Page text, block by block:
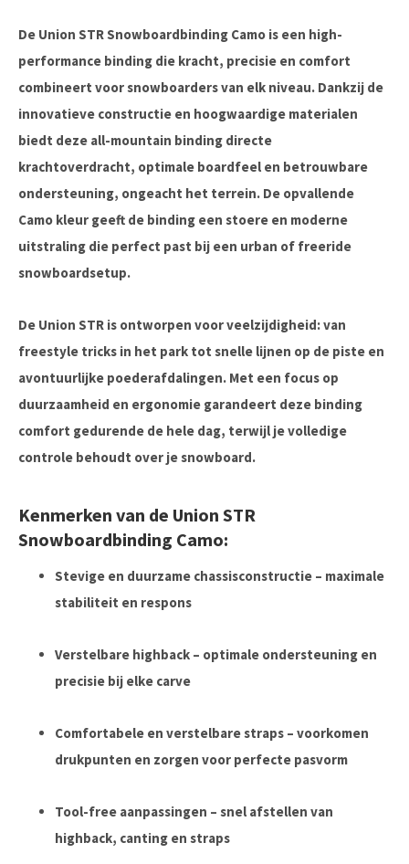
De Union STR Snowboardbinding Camo is een high-
performance binding die kracht, precisie en comfort
combineert voor snowboarders van elk niveau. Dankzij de
innovatieve constructie en hoogwaardige materialen
biedt deze all-mountain binding directe
krachtoverdracht, optimale boardfeel en betrouwbare
ondersteuning, ongeacht het terrein. De opvallende
Camo kleur geeft de binding een stoere en moderne
uitstraling die perfect past bij een urban of freeride
snowboardsetup.
De Union STR is ontworpen voor veelzijdigheid: van
freestyle tricks in het park tot snelle lijnen op de piste en
avontuurlijke poederafdalingen. Met een focus op
duurzaamheid en ergonomie garandeert deze binding
comfort gedurende de hele dag, terwijl je volledige
controle behoudt over je snowboard.
Kenmerken van de Union STR
Snowboardbinding Camo:
Stevige en duurzame chassisconstructie – maximale
stabiliteit en respons
Verstelbare highback – optimale ondersteuning en
precisie bij elke carve
Comfortabele en verstelbare straps – voorkomen
drukpunten en zorgen voor perfecte pasvorm
Tool-free aanpassingen – snel afstellen van
highback, canting en straps